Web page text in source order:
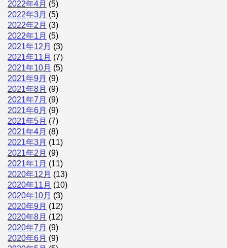
2022年4月 (5)
2022年3月 (5)
2022年2月 (3)
2022年1月 (5)
2021年12月 (3)
2021年11月 (7)
2021年10月 (5)
2021年9月 (9)
2021年8月 (9)
2021年7月 (9)
2021年6月 (9)
2021年5月 (7)
2021年4月 (8)
2021年3月 (11)
2021年2月 (9)
2021年1月 (11)
2020年12月 (13)
2020年11月 (10)
2020年10月 (3)
2020年9月 (12)
2020年8月 (12)
2020年7月 (9)
2020年6月 (9)